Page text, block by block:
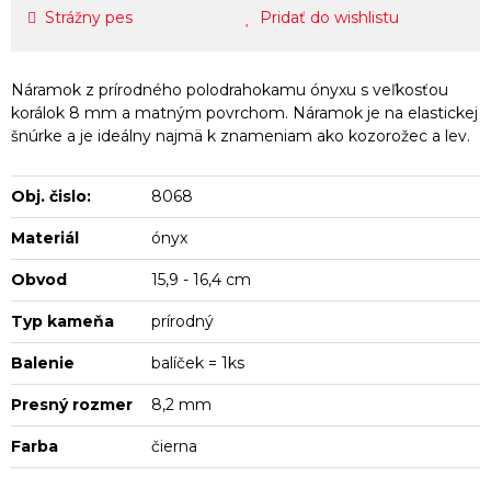
Strážny pes Pridať do wishlistu
Náramok z prírodného polodrahokamu ónyxu s veľkosťou
korálok 8 mm a matným povrchom. Náramok je na elastickej
šnúrke a je ideálny najmä k znameniam ako kozorožec a lev.
Obj. čislo: 8068
Materiál ónyx
Obvod 15,9 - 16,4 cm
Typ kameňa prírodný
Balenie balíček = 1ks
Presný rozmer 8,2 mm
Farba čierna